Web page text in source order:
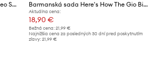
Otvárač na fľaše Here's How The Theo Shell Barmanská sada Here's How The Gio Bitters Bottles 90 ml 2-pak
Aktuálna cena:
18,90 €
Bežná cena: 21,99 €
Najnižšia cena za posledných 30 dní pred poskytnutím
zľavy: 21,99 €